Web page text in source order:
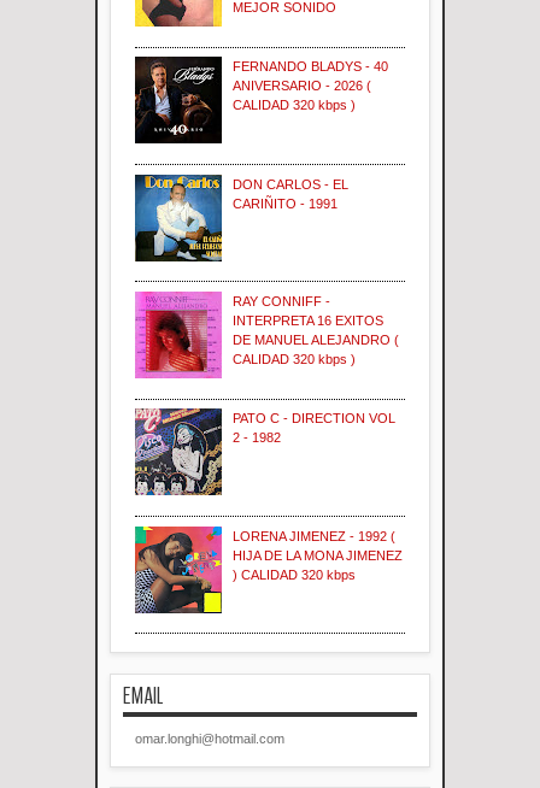
MEJOR SONIDO
FERNANDO BLADYS - 40
ANIVERSARIO - 2026 (
CALIDAD 320 kbps )
DON CARLOS - EL
CARIÑITO - 1991
RAY CONNIFF -
INTERPRETA 16 EXITOS
DE MANUEL ALEJANDRO (
CALIDAD 320 kbps )
PATO C - DIRECTION VOL
2 - 1982
LORENA JIMENEZ - 1992 (
HIJA DE LA MONA JIMENEZ
) CALIDAD 320 kbps
EMAIL
omar.longhi@hotmail.com